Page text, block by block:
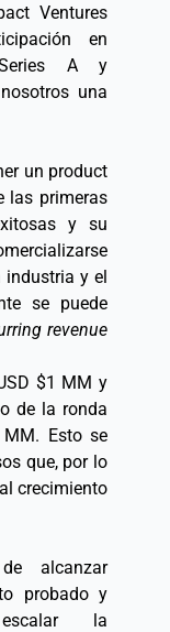
Ventures
en
A y
una
las primeras
y su
industria y el
se puede
revenue
$1 MM y
de la ronda
Esto se
que, por lo
crecimiento
alcanzar
probado y
la